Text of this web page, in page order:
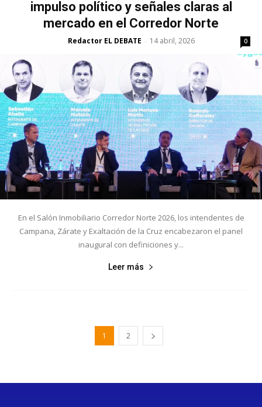
impulso político y señales claras al
mercado en el Corredor Norte
Redactor EL DEBATE - 14 abril, 2026 0
En el Salón Inmobiliario Corredor Norte 2026, los intendentes de
Campana, Zárate y Exaltación de la Cruz encabezaron el panel
inaugural con definiciones y...
Leer más
1 2